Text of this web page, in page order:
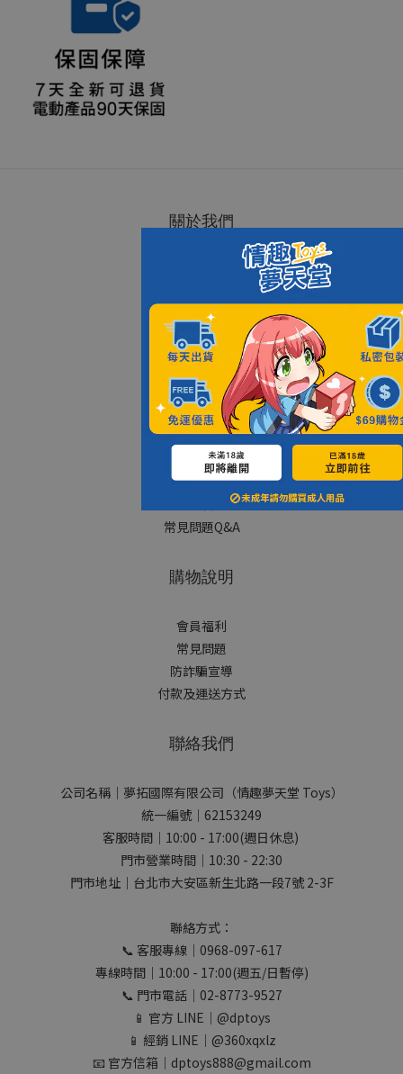
關於我們
夢天堂專欄
成為經銷商
顧客服務
退換貨政策
隱私包裝說明
常見問題Q&A
購物說明
會員福利
常見問題
防詐騙宣導
付款及運送方式
聯絡我們
公司名稱｜夢拓國際有限公司（情趣夢天堂 Toys）
統一編號｜62153249
客服時間｜10:00 - 17:00(週日休息)
門市營業時間｜10:30 - 22:30
門市地址｜台北市大安區新生北路一段7號 2-3F
聯絡方式：
📞 客服專線｜0968-097-617
專線時間｜10:00 - 17:00(週五/日暫停)
📞 門市電話｜02-8773-9527
📱 官方 LINE｜@dptoys
📱 經銷 LINE｜@360xqxlz
📧 官方信箱｜dptoys888@gmail.com